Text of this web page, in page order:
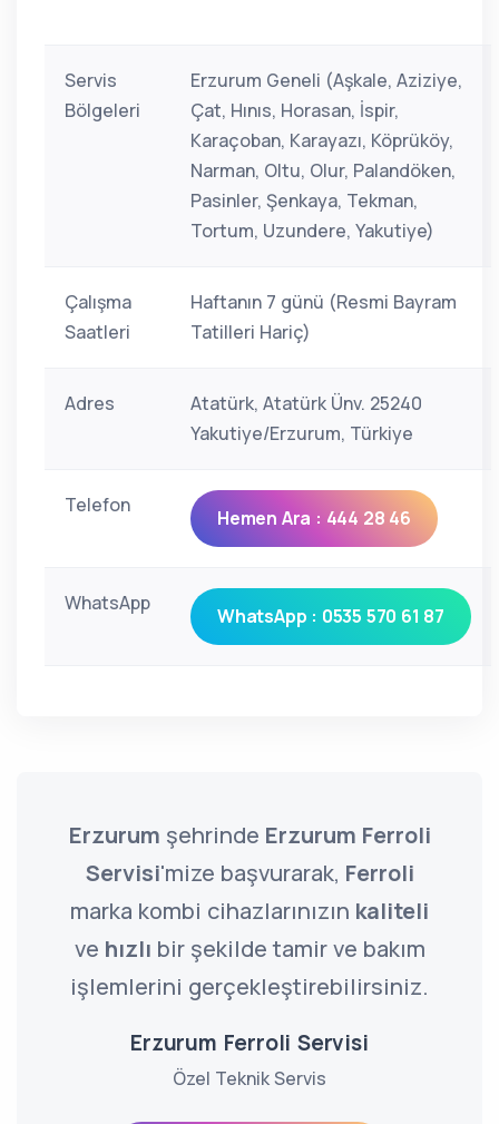
Servis
Bölgeleri
Erzurum Geneli (Aşkale, Aziziye,
Çat, Hınıs, Horasan, İspir,
Karaçoban, Karayazı, Köprüköy,
Narman, Oltu, Olur, Palandöken,
Pasinler, Şenkaya, Tekman,
Tortum, Uzundere, Yakutiye)
Çalışma
Saatleri
Haftanın 7 günü (Resmi Bayram
Tatilleri Hariç)
Adres
Atatürk, Atatürk Ünv. 25240
Yakutiye/Erzurum, Türkiye
Telefon
Hemen Ara : 444 28 46
WhatsApp
WhatsApp : 0535 570 61 87
Erzurum şehrinde Erzurum Ferroli
Servisi'mize başvurarak, Ferroli
marka kombi cihazlarınızın kaliteli
ve hızlı bir şekilde tamir ve bakım
işlemlerini gerçekleştirebilirsiniz.
Erzurum Ferroli Servisi
Özel Teknik Servis